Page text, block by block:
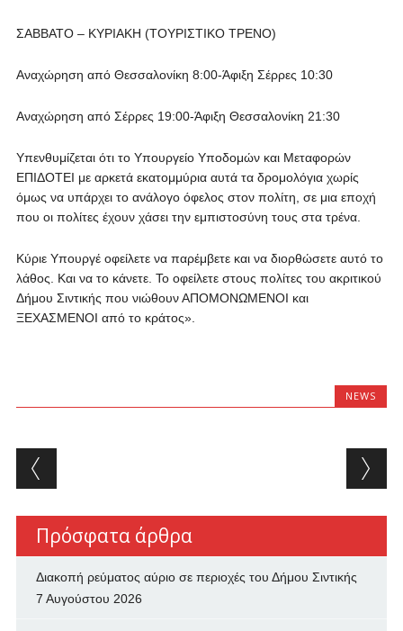
ΣΑΒΒΑΤΟ – ΚΥΡΙΑΚΗ (ΤΟΥΡΙΣΤΙΚΟ ΤΡΕΝΟ)
Αναχώρηση από Θεσσαλονίκη 8:00-Άφιξη Σέρρες 10:30
Αναχώρηση από Σέρρες 19:00-Άφιξη Θεσσαλονίκη 21:30
Υπενθυμίζεται ότι το Υπουργείο Υποδομών και Μεταφορών
ΕΠΙΔΟΤΕΙ με αρκετά εκατομμύρια αυτά τα δρομολόγια χωρίς
όμως να υπάρχει το ανάλογο όφελος στον πολίτη, σε μια εποχή
που οι πολίτες έχουν χάσει την εμπιστοσύνη τους στα τρένα.
Κύριε Υπουργέ οφείλετε να παρέμβετε και να διορθώσετε αυτό το
λάθος. Και να το κάνετε. Το οφείλετε στους πολίτες του ακριτικού
Δήμου Σιντικής που νιώθουν ΑΠΟΜΟΝΩΜΕΝΟΙ και
ΞΕΧΑΣΜΕΝΟΙ από το κράτος».
NEWS
Post navigation
Πρόσφατα άρθρα
Διακοπή ρεύματος αύριο σε περιοχές του Δήμου Σιντικής
7 Αυγούστου 2026